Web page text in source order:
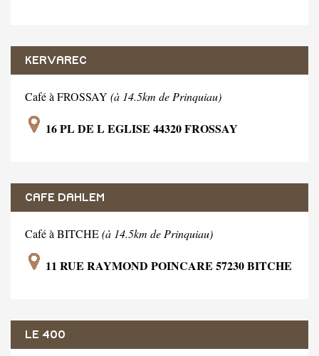
KERVAREC
Café à FROSSAY (à 14.5km de Prinquiau)
16 PL DE L EGLISE 44320 FROSSAY
CAFE DAHLEM
Café à BITCHE(à 14.5km de Prinquiau)
11 RUE RAYMOND POINCARE 57230 BITCHE
LE 400